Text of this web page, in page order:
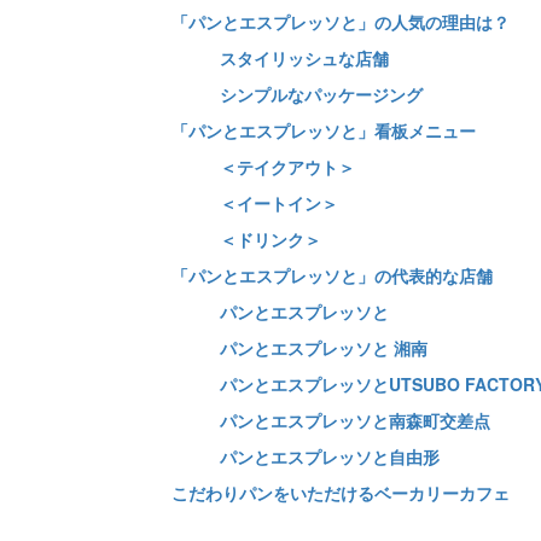
「パンとエスプレッソと」の人気の理由は？
スタイリッシュな店舗
シンプルなパッケージング
「パンとエスプレッソと」看板メニュー
＜テイクアウト＞
＜イートイン＞
＜ドリンク＞
「パンとエスプレッソと」の代表的な店舗
パンとエスプレッソと
パンとエスプレッソと 湘南
パンとエスプレッソとUTSUBO
パンとエスプレッソと南森町交差点
パンとエスプレッソと自由形
こだわりパンをいただけるベーカリーカフェ